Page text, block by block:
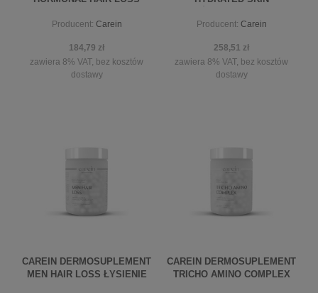
ŹEŃSKIE
Producent: Carein
184,79 zł
zawiera 8% VAT, bez kosztów
dostawy
BARIERY SKÓRNEJ
Producent: Carein
258,51 zł
zawiera 8% VAT, bez kosztów
dostawy
CAREIN DERMOSUPLEMENT
MEN HAIR LOSS ŁYSIENIE
CAREIN DERMOSUPLEMENT
TRICHO AMINO COMPLEX